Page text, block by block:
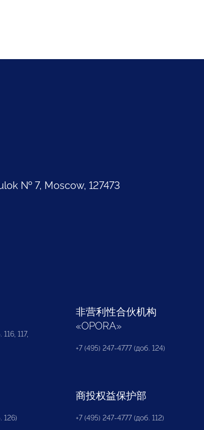
№ 7, Moscow, 127473
117,
非营利性合伙机构
«OPORA»
+7 (495) 247-4777 (доб. 124)
126)
商投权益保护部
+7 (495) 247-4777 (доб. 112)